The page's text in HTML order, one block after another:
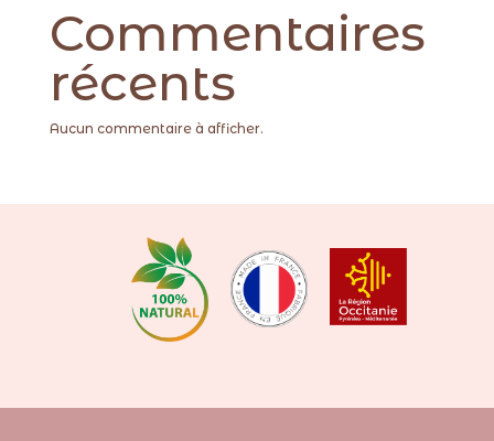
Commentaires
récents
Aucun commentaire à afficher.